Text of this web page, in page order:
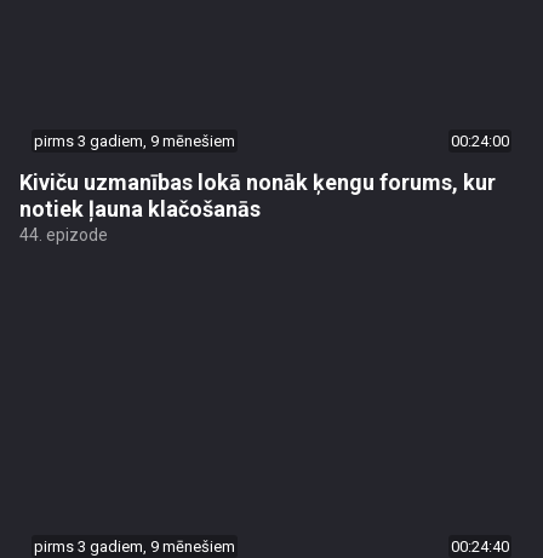
pirms 3 gadiem, 9 mēnešiem 00:24:00
Kiviču uzmanības lokā nonāk ķengu forums, kur
notiek ļauna klačošanās
44. epizode
pirms 3 gadiem, 9 mēnešiem 00:24:40